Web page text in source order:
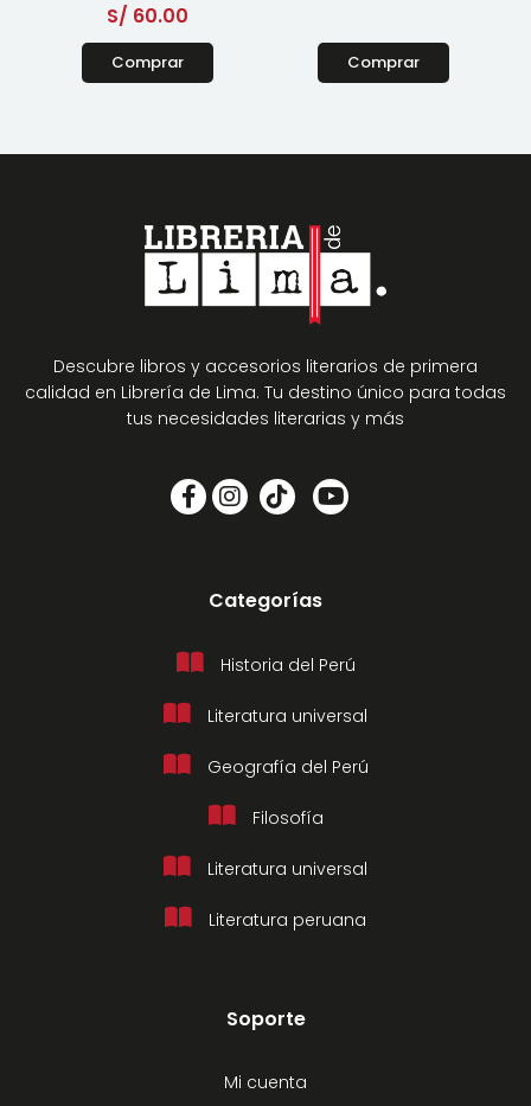
S/ 60.00
Comprar Comprar
Descubre libros y accesorios literarios de primera
calidad en Librería de Lima. Tu destino único para todas
tus necesidades literarias y más
Categorías
Historia del Perú
Literatura universal
Geografía del Perú
Filosofía
Literatura universal
Literatura peruana
Soporte
Mi cuenta